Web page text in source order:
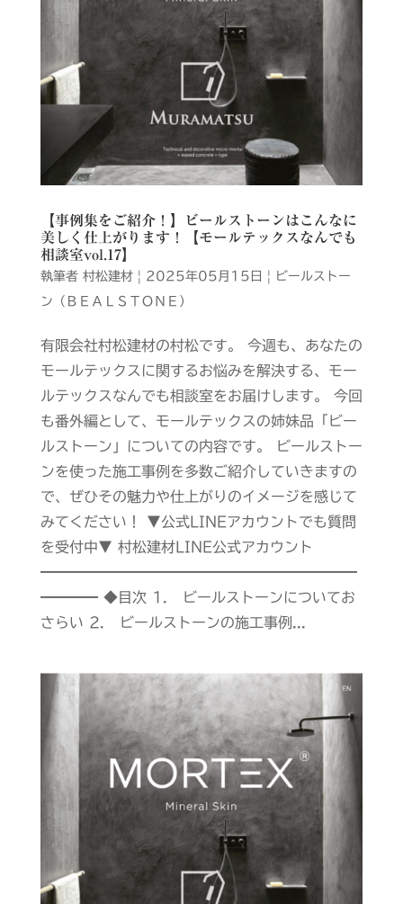
【事例集をご紹介！】ビールストーンはこんなに
美しく仕上がります！【モールテックスなんでも
相談室vol.17】
執筆者 村松建材| 2025年05月15日 |
ビールストー
ン（ＢＥＡＬＳＴＯＮＥ）
有限会社村松建材の村松です。 今週も、あなたの
モールテックスに関するお悩みを解決する、モー
ルテックスなんでも相談室をお届けします。 今回
も番外編として、モールテックスの姉妹品「ビー
ルストーン」についての内容です。 ビールストー
ンを使った施工事例を多数ご紹介していきますの
で、ぜひその魅力や仕上がりのイメージを感じて
みてください！ ▼公式LINEアカウントでも質問
を受付中▼ 村松建材LINE公式アカウント
━━━━━━━━━━━━━━━━━━━━━━
━━━━ ◆目次 1． ビールストーンについてお
さらい 2． ビールストーンの施工事例...